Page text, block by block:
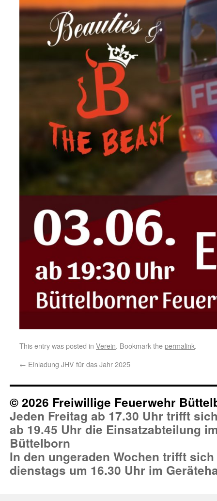
This entry was posted in Verein. Bookmark thepermalink.
← Einladung JHV für das Jahr 2025
© 2026 Freiwillige Feuerwehr
Jeden Freitag ab 17.30 Uhr trifft
ab 19.45 Uhr die Einsatzabteilung
Büttelborn
In den ungeraden Wochen trifft
dienstags um 16.30 Uhr im